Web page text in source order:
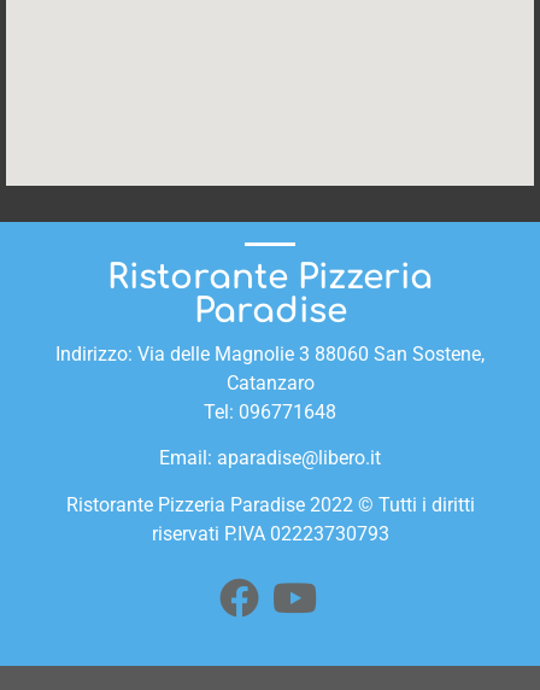
Ristorante Pizzeria
Paradise
Indirizzo: Via delle Magnolie 3 88060 San Sostene,
Catanzaro
Tel: 096771648
Email: aparadise@libero.it
Ristorante Pizzeria Paradise 2022 © Tutti i diritti
riservati P.IVA 02223730793